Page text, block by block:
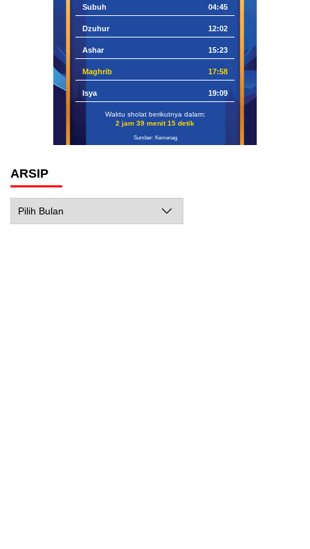
Subuh 04:45
Dzuhur 12:02
Ashar 15:23
Maghrib 17:58
Isya 19:09
Waktu sholat berikutnya dalam:
2 jam 39 menit 14 detik
Sumber: Kemenag
ARSIP